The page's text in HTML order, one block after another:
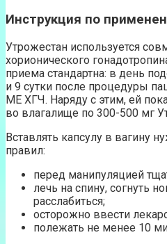
Инструкция по
Утрожестан используется
хорионического
приема стандартна: в день
и 9 сутки после процедуры
МЕ ХГЧ. Наряду с этим, ей
во влагалище по 300-500 мг
Вставлять капсулу в вагину
правил:
перед манипуляцией
лечь на спину, согнуть
расслабиться;
осторожно ввести
полежать не менее 10